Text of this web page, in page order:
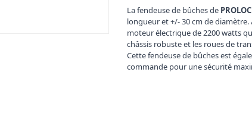
La fendeuse de bûches de PROLOC
longueur et +/- 30 cm de
moteur électrique de 2200 watts
châssis robuste et les roues de
Cette fendeuse de bûches est
commande pour une sécurité